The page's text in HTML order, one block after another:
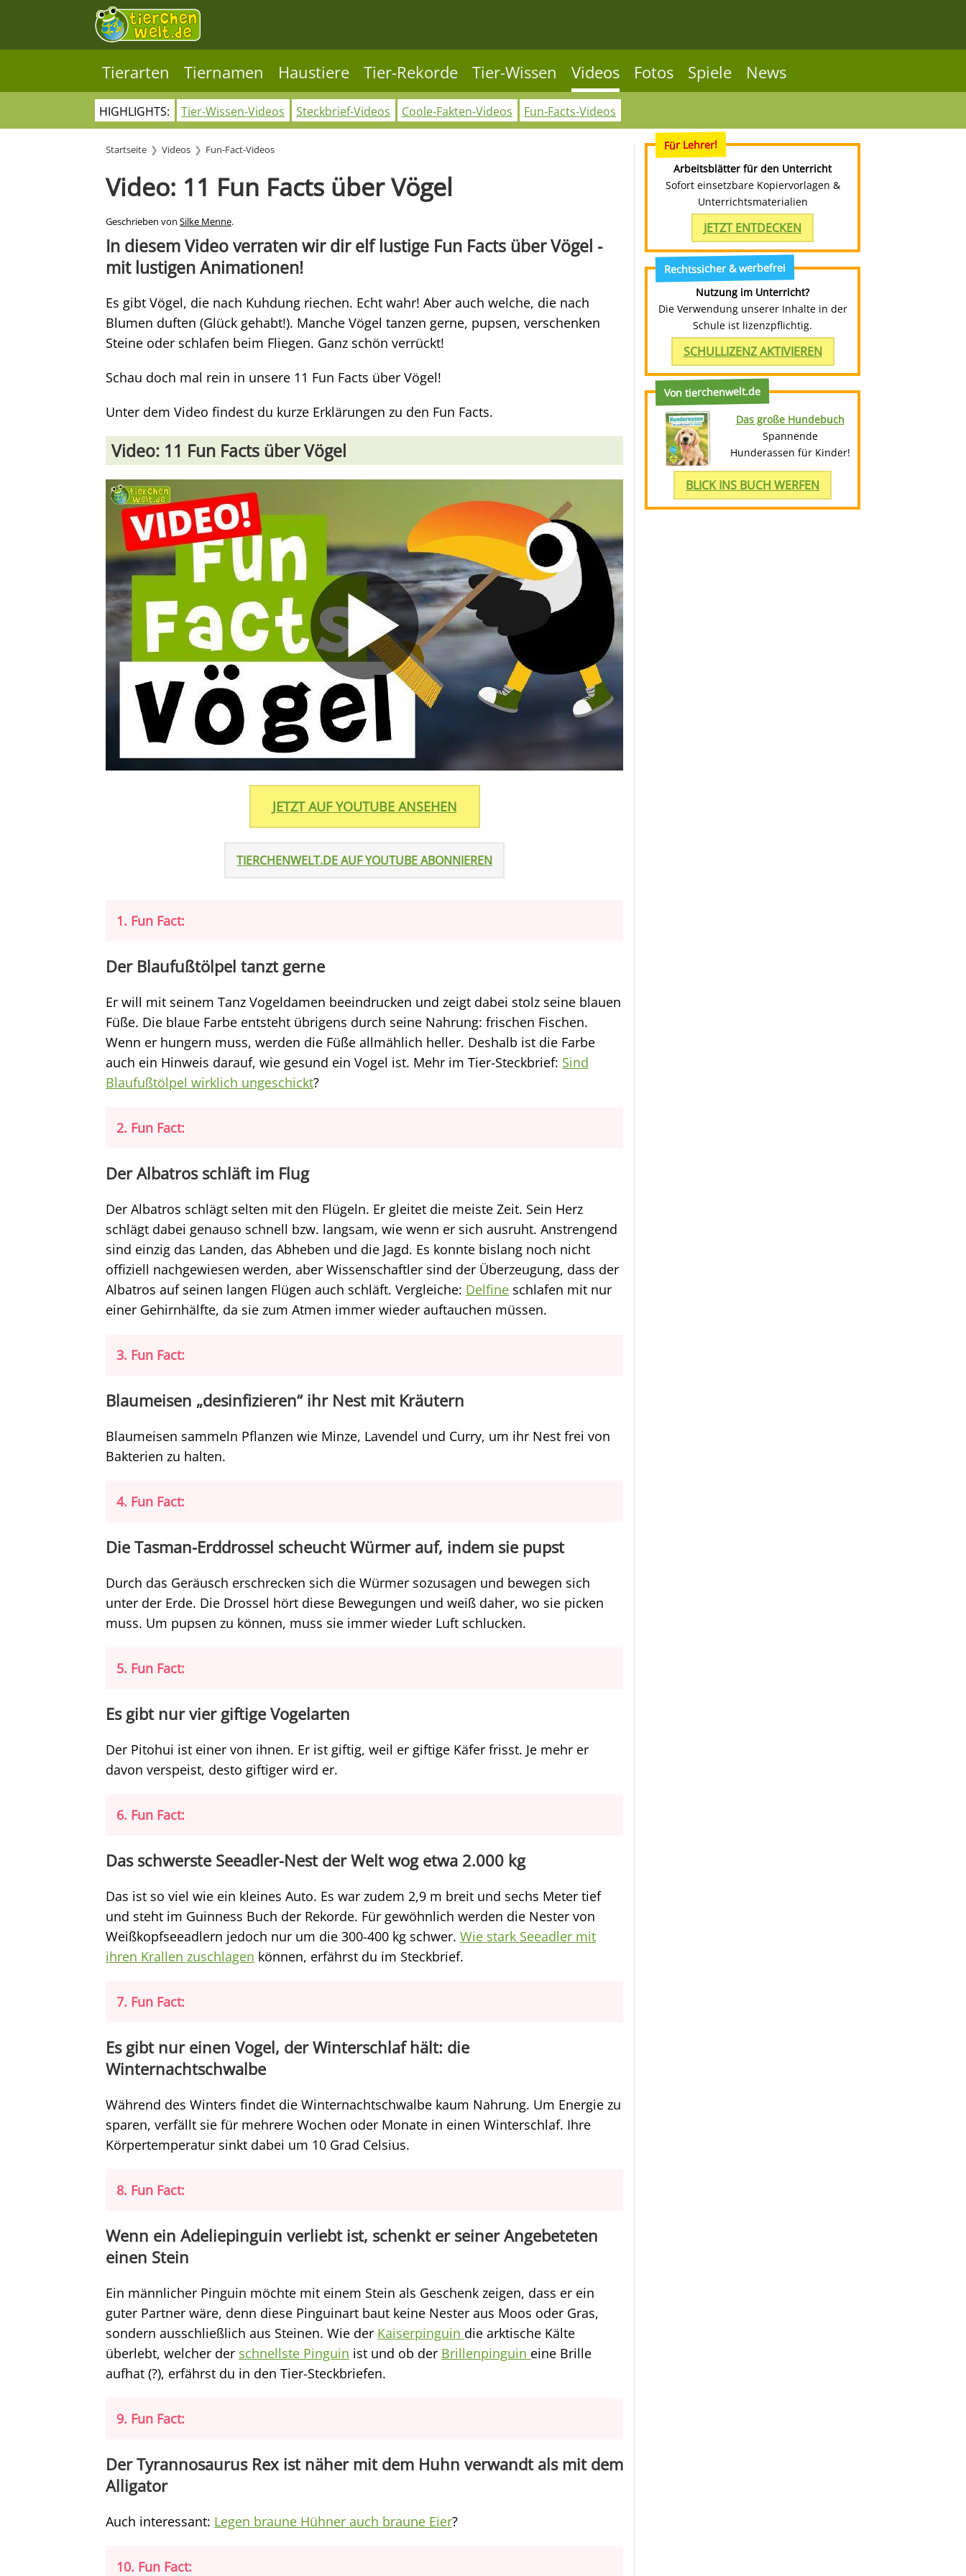
Tierarten Tiernamen Haustiere Tier-Rekorde Tier-Wissen Videos Fotos Spiele News
HIGHLIGHTS: Tier-Wissen-Videos Steckbrief-Videos Coole-Fakten-Videos Fun-Facts-Videos
Startseite Videos Fun-Fact-Videos
Video: 11 Fun Facts über Vögel
Geschrieben von Silke Menne.
In diesem Video verraten wir dir elf lustige Fun Facts über Vögel -
mit lustigen Animationen!
Es gibt Vögel, die nach Kuhdung riechen. Echt wahr! Aber auch welche, die nach
Blumen duften (Glück gehabt!). Manche Vögel tanzen gerne, pupsen, verschenken
Steine oder schlafen beim Fliegen. Ganz schön verrückt!
Schau doch mal rein in unsere 11 Fun Facts über Vögel!
Unter dem Video findest du kurze Erklärungen zu den Fun Facts.
Video: 11 Fun Facts über Vögel
JETZT AUF YOUTUBE ANSEHEN
TIERCHENWELT.DE AUF YOUTUBE ABONNIEREN
1. Fun Fact:
Der Blaufußtölpel tanzt gerne
Er will mit seinem Tanz Vogeldamen beeindrucken und zeigt dabei stolz seine blauen
Füße. Die blaue Farbe entsteht übrigens durch seine Nahrung: frischen Fischen.
Wenn er hungern muss, werden die Füße allmählich heller. Deshalb ist die Farbe
auch ein Hinweis darauf, wie gesund ein Vogel ist. Mehr im Tier-Steckbrief: Sind
Blaufußtölpel wirklich ungeschickt?
2. Fun Fact:
Der Albatros schläft im Flug
Der Albatros schlägt selten mit den Flügeln. Er gleitet die meiste Zeit. Sein Herz
schlägt dabei genauso schnell bzw. langsam, wie wenn er sich ausruht. Anstrengend
sind einzig das Landen, das Abheben und die Jagd. Es konnte bislang noch nicht
offiziell nachgewiesen werden, aber Wissenschaftler sind der Überzeugung, dass der
Albatros auf seinen langen Flügen auch schläft. Vergleiche: Delfine schlafen mit nur
einer Gehirnhälfte, da sie zum Atmen immer wieder auftauchen müssen.
3. Fun Fact:
Blaumeisen „desinfizieren“ ihr Nest mit Kräutern
Blaumeisen sammeln Pflanzen wie Minze, Lavendel und Curry, um ihr Nest frei von
Bakterien zu halten.
4. Fun Fact:
Die Tasman-Erddrossel scheucht Würmer auf, indem sie pupst
Durch das Geräusch erschrecken sich die Würmer sozusagen und bewegen sich
unter der Erde. Die Drossel hört diese Bewegungen und weiß daher, wo sie picken
muss. Um pupsen zu können, muss sie immer wieder Luft schlucken.
5. Fun Fact:
Es gibt nur vier giftige Vogelarten
Der Pitohui ist einer von ihnen. Er ist giftig, weil er giftige Käfer frisst. Je mehr er
davon verspeist, desto giftiger wird er.
6. Fun Fact:
Das schwerste Seeadler-Nest der Welt wog etwa 2.000 kg
Das ist so viel wie ein kleines Auto. Es war zudem 2,9 m breit und sechs Meter tief
und steht im Guinness Buch der Rekorde. Für gewöhnlich werden die Nester von
Weißkopfseeadlern jedoch nur um die 300-400 kg schwer. Wie stark Seeadler mit
ihren Krallen zuschlagen können, erfährst du im Steckbrief.
7. Fun Fact:
Es gibt nur einen Vogel, der Winterschlaf hält: die
Winternachtschwalbe
Während des Winters findet die Winternachtschwalbe kaum Nahrung. Um Energie zu
sparen, verfällt sie für mehrere Wochen oder Monate in einen Winterschlaf. Ihre
Körpertemperatur sinkt dabei um 10 Grad Celsius.
8. Fun Fact:
Wenn ein Adeliepinguin verliebt ist, schenkt er seiner Angebeteten
einen Stein
Ein männlicher Pinguin möchte mit einem Stein als Geschenk zeigen, dass er ein
guter Partner wäre, denn diese Pinguinart baut keine Nester aus Moos oder Gras,
sondern ausschließlich aus Steinen. Wie der Kaiserpinguin die arktische Kälte
überlebt, welcher der schnellste Pinguin ist und ob der Brillenpinguin eine Brille
aufhat (?), erfährst du in den Tier-Steckbriefen.
9. Fun Fact:
Der Tyrannosaurus Rex ist näher mit dem Huhn verwandt als mit dem
Alligator
Auch interessant: Legen braune Hühner auch braune Eier?
10. Fun Fact:
Für Lehrer!
Arbeitsblätter für den Unterricht
Sofort einsetzbare Kopiervorlagen &
Unterrichtsmaterialien
JETZT ENTDECKEN
Rechtssicher & werbefrei
Nutzung im Unterricht?
Die Verwendung unserer Inhalte in der
Schule ist lizenzpflichtig.
SCHULLIZENZ AKTIVIEREN
Von tierchenwelt.de
Das große Hundebuch
Spannende
Hunderassen für Kinder!
BLICK INS BUCH WERFEN